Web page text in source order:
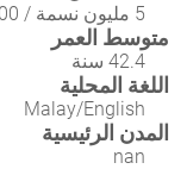
5 مليون نسمة / 100% في المناطق الحضرية
متوسط العمر
42.4 سنة
اللغة المحلية
Malay/English
المدن الرئيسية
nan